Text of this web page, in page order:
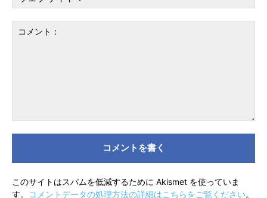
ト：
*ェ
ブ
このサイトはスパムを低減するために Akismet を使っていま
す。
コメントデータの処理方法の詳細はこちらをご覧ください。